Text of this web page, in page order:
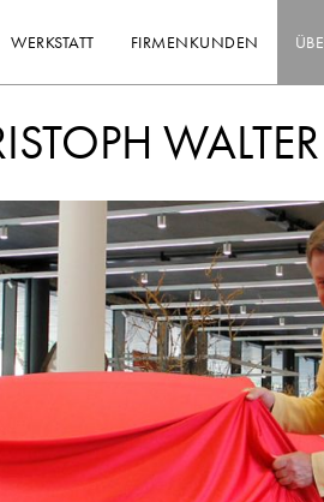
WERKSTATT FIRMENKUNDEN
WALTER